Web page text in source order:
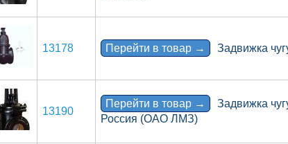
13178 Перейти в товар → Задвижка
13190
Перейти в товар →
Задвижка
Россия (ОАО ЛМЗ)